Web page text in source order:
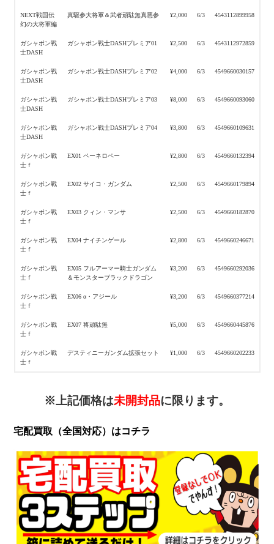
NEXT戦国伝
幻の大将軍編
真駆参大将軍＆武者頑駄無真悪参 ¥2,000 6/3 4543112899958
ガシャポン戦
士DASH
ガシャポン戦士DASHプレミア01 ¥2,500 6/3 4543112972859
ガシャポン戦
士DASH
ガシャポン戦士DASHプレミア02 ¥4,000 6/3 4549660030157
ガシャポン戦
士DASH
ガシャポン戦士DASHプレミア03 ¥8,000 6/3 4549660093060
ガシャポン戦
士DASH
ガシャポン戦士DASHプレミア04 ¥3,800 6/3 4549660109631
ガシャポン戦
士ｆ
EX01 ペーネロペー ¥2,800 6/3 4549660132394
ガシャポン戦
士ｆ
EX02 サイコ・ガンダム ¥2,500 6/3 4549660179894
ガシャポン戦
士ｆ
EX03 クィン・マンサ ¥2,500 6/3 4549660182870
ガシャポン戦
士ｆ
EX04 ナイチンゲール ¥2,800 6/3 4549660246671
ガシャポン戦
士ｆ
EX05 フルアーマー騎士ガンダム
＆モンスターブラックドラゴン
¥3,200 6/3 4549660292036
ガシャポン戦
士ｆ
EX06 α・アジール ¥3,200 6/3 4549660377214
ガシャポン戦
士ｆ
EX07 将頑駄無 ¥5,000 6/3 4549660445876
ガシャポン戦
士ｆ
デスティニーガンダム拡張セット ¥1,000 6/3 4549660202233
※上記価格は未開封品に限ります。
宅配買取（全国対応） はコチラ